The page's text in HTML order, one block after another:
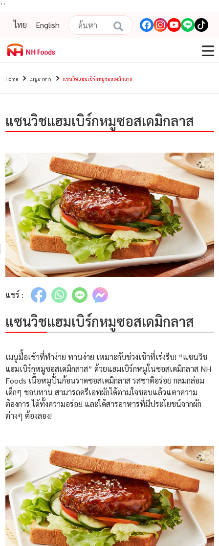
``
ไทย
English
Home เมนูอาหาร แซนวิชแฮมเบิร์กหมูซอสเดมิกลาส
แซนวิชแฮมเบิร์กหมูซอสเดมิกลาส
แชร์ :
แซนวิชแฮมเบิร์กหมูซอสเดมิกลาส
เมนูมื้อเช้าที่ทำง่าย ทานง่าย เหมาะกับช่วงเช้าที่เร่งรีบ! “แซนวิช
แฮมเบิร์กหมูซอสเดมิกลาส” ด้วยแฮมเบิร์กหมูในซอสเดมิกลาส NH
Foods เนื้อหมูปั้นก้อนราดซอสเดมิกลาส รสชาติอร่อย กลมกล่อม
เด็กๆ ชอบทาน สามารถครีเอทผักได้ตามใจชอบแล้วแตาความ
ต้องการ ได้ทั้งความอร่อย และได้สารอาหารที่มีประโยชน์จากผัก
ต่างๆ ต้องลอง!